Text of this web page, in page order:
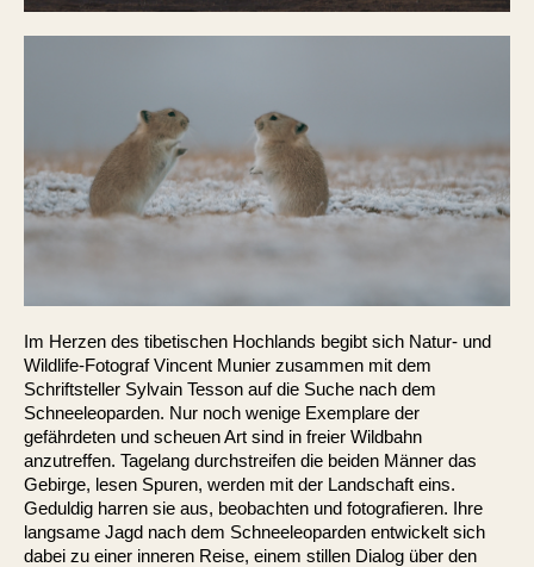
Im Herzen des tibetischen Hochlands begibt sich Natur- und
Wildlife-Fotograf Vincent Munier zusammen mit dem
Schriftsteller Sylvain Tesson auf die Suche nach dem
Schneeleoparden. Nur noch wenige Exemplare der
gefährdeten und scheuen Art sind in freier Wildbahn
anzutreffen. Tagelang durchstreifen die beiden Männer das
Gebirge, lesen Spuren, werden mit der Landschaft eins.
Geduldig harren sie aus, beobachten und fotografieren. Ihre
langsame Jagd nach dem Schneeleoparden entwickelt sich
dabei zu einer inneren Reise, einem stillen Dialog über den